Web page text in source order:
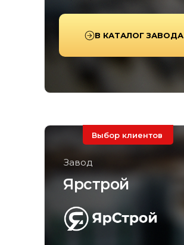
В КАТАЛОГ ЗАВОДА
Ярстрой
Завод
Выбор клиентов